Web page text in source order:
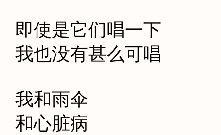
即使是它们唱一下
我也没有甚么可唱
我和雨伞
和心脏病